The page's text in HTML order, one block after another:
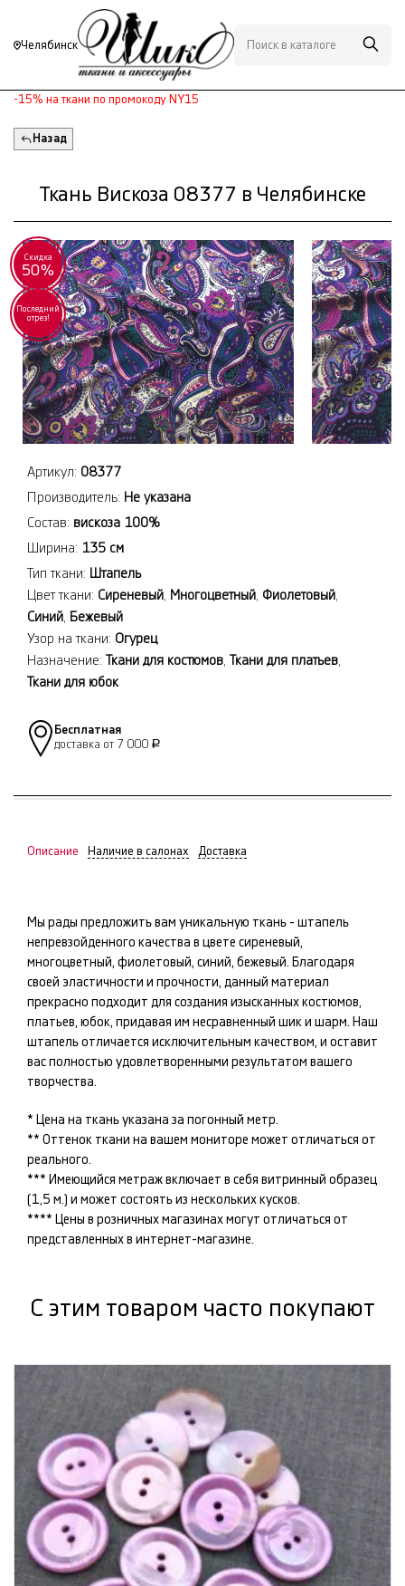
Челябинск
-15% на ткани по промокоду NY15
Назад
Ткань Вискоза 08377 в Челябинске
Скидка
50%
Последний
отрез!
Артикул: 08377
Производитель: Не указана
Состав: вискоза 100%
Ширина: 135 см
Тип ткани: Штапель
Цвет ткани: Сиреневый Многоцветный Фиолетовый
Синий Бежевый
Узор на ткани: Огурец
Назначение:
Ткани для костюмов Ткани для платьев
Ткани для юбок
Бесплатная
доставка от 7 000 Р
Описание Наличие в салонах Доставка
Мы рады предложить вам уникальную ткань - штапель
непревзойденного качества в цвете сиреневый,
многоцветный, фиолетовый, синий, бежевый. Благодаря
своей эластичности и прочности, данный материал
прекрасно подходит для создания изысканных костюмов,
платьев, юбок, придавая им несравненный шик и шарм. Наш
штапель отличается исключительным качеством, и оставит
вас полностью удовлетворенными результатом вашего
творчества.
* Цена на ткань указана за погонный метр.
** Оттенок ткани на вашем мониторе может отличаться от
реального.
*** Имеющийся метраж включает в себя витринный образец
(1,5 м.) и может состоять из нескольких кусков.
**** Цены в розничных магазинах могут отличаться от
представленных в интернет-магазине.
С этим товаром часто покупают